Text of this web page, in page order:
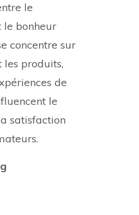
le
bonheur
concentre sur
les produits,
de
le
satisfaction